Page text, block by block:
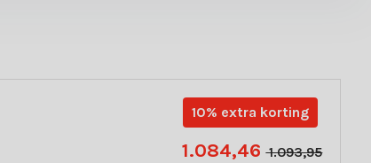
10% extra korting
1.084,46 1.093,95